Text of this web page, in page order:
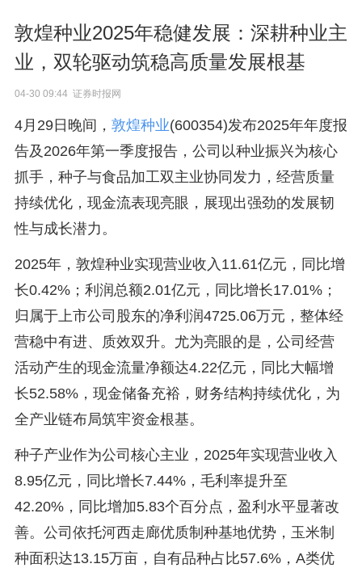
敦煌种业2025年稳健发展：深耕种业主
业，双轮驱动筑稳高质量发展根基
04-30 09:44 证券时报网
4月29日晚间， 敦煌种业(600354)发布2025年年度报
告及2026年第一季度报告，公司以种业振兴为核心
抓手，种子与食品加工双主业协同发力，经营质量
持续优化，现金流表现亮眼，展现出强劲的发展韧
性与成长潜力。
2025年，敦煌种业实现营业收入11.61亿元，同比增
长0.42%；利润总额2.01亿元，同比增长17.01%；
归属于上市公司股东的净利润4725.06万元，整体经
营稳中有进、质效双升。尤为亮眼的是，公司经营
活动产生的现金流量净额达4.22亿元，同比大幅增
长52.58%，现金储备充裕，财务结构持续优化，为
全产业链布局筑牢资金根基。
种子产业作为公司核心主业，2025年实现营业收入
8.95亿元，同比增长7.44%，毛利率提升至
42.20%，同比增加5.83个百分点，盈利水平显著改
善。公司依托河西走廊优质制种基地优势，玉米制
种面积达13.15万亩，自有品种占比57.6%，A类优